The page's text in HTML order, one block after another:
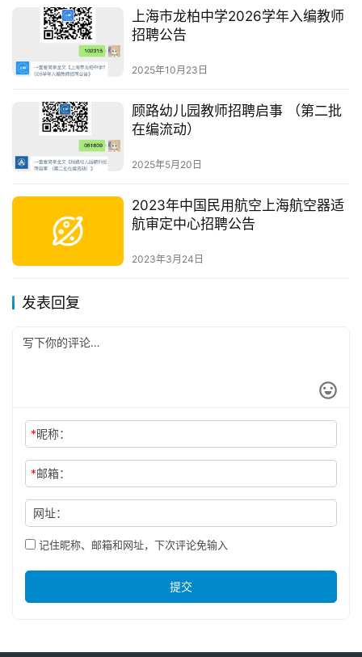
上海市龙柏中学2026学年入编教师
招聘公告
2025年10月23日
顾路幼儿园教师招聘启事 （第二批
在编流动）
2025年5月20日
2023年中国民用航空上海航空器适
航审定中心招聘公告
2023年3月24日
发表回复
*昵称：
*邮箱：
网址：
记住昵称、邮箱和网址，下次评论免输入
提交